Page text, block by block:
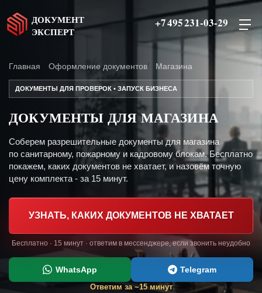
ДОКУМЕНТ
ЭКСПЕРТ
+7 495 231-03-29
Главная Оформление документов Магазина
ДОКУМЕНТЫ ДЛЯ ПРОВЕРОК • ЗАПУСК БИЗНЕСА
ДОКУМЕНТЫ ДЛЯ МАГАЗИНА
Соберем разрешительные документы для магазина
по санитарному, пожарному и кадровому блокам. Бесплатно
покажем, каких документов не хватает, и назовём точную
цену комплекта - за 15 минут.
УЗНАТЬ, КАКИХ ДОКУМЕНТОВ НЕ ХВАТАЕТ
Бесплатно · 15 минут · ответим в мессенджере, если звонить неудобно
WhatsApp Telegram
Ответим за ~15 минут